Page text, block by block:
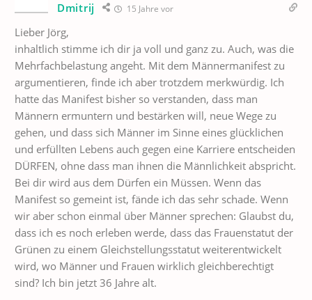
Dmitrij 15 Jahre vor
Lieber Jörg,
inhaltlich stimme ich dir ja voll und ganz zu. Auch, was die
Mehrfachbelastung angeht. Mit dem Männermanifest zu
argumentieren, finde ich aber trotzdem merkwürdig. Ich
hatte das Manifest bisher so verstanden, dass man
Männern ermuntern und bestärken will, neue Wege zu
gehen, und dass sich Männer im Sinne eines glücklichen
und erfüllten Lebens auch gegen eine Karriere entscheiden
DÜRFEN, ohne dass man ihnen die Männlichkeit abspricht.
Bei dir wird aus dem Dürfen ein Müssen. Wenn das
Manifest so gemeint ist, fände ich das sehr schade. Wenn
wir aber schon einmal über Männer sprechen: Glaubst du,
dass ich es noch erleben werde, dass das Frauenstatut der
Grünen zu einem Gleichstellungsstatut weiterentwickelt
wird, wo Männer und Frauen wirklich gleichberechtigt
sind? Ich bin jetzt 36 Jahre alt.